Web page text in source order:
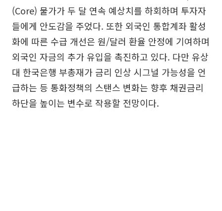
(Core) 물가가 두 달 연속 예상치를 하회하며 투자자
들에게 안도감을 주었다. 또한 외국인 통합계좌 활성
화에 따른 수급 개선은 원/달러 환율 안정에 기여하며
외국인 자금의 추가 유입을 촉진하고 있다. 다만 유상
대 한국은행 부총재가 금리 인상 시그널 가능성을 언
급하는 등 통화정책의 스탠스 변화는 향후 채권금리
하단을 높이는 변수로 작용할 전망이다.